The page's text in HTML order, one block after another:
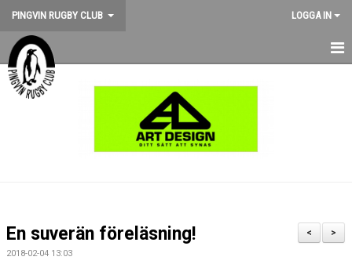
PINGVIN RUGBY CLUB LOGGA IN
HEM
BILDGALLERI
>
<
En suverän föreläsning!
2018-02-04 13:03